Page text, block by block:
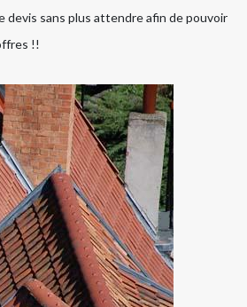
devis sans plus attendre afin de pouvoir
!!